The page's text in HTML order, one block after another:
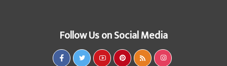
Follow Us on Social Media